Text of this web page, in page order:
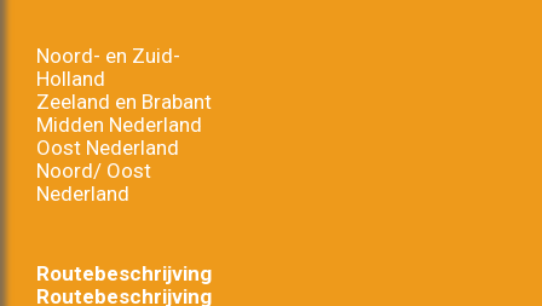
Noord- en Zuid-
Holland
Zeeland en Brabant
Midden Nederland
Oost Nederland
Noord/ Oost
Nederland
Routebeschrijving
Routebeschrijving